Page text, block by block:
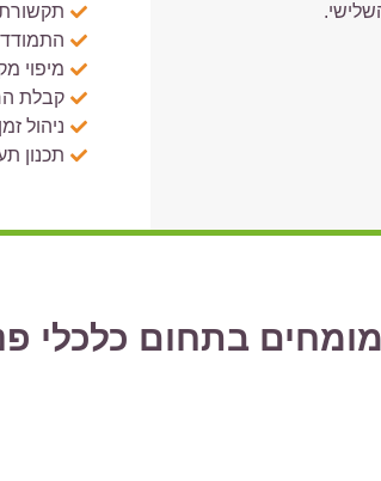
תקשורת
מיפוי
קבלת
ניהול
תכנון
מומחים בתחום כלכלי